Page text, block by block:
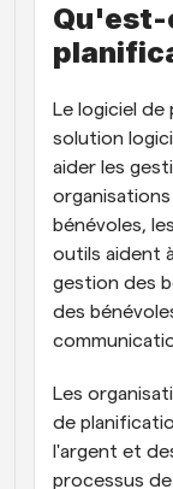
Réservez
personnes
Soyez
Qu'est-
Le logiciel
solution
aider les
bénévoles,
outils aident
gestion des
des
Les
de
l'argent et
processus